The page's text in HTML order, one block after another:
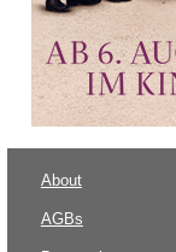
About
AGBs